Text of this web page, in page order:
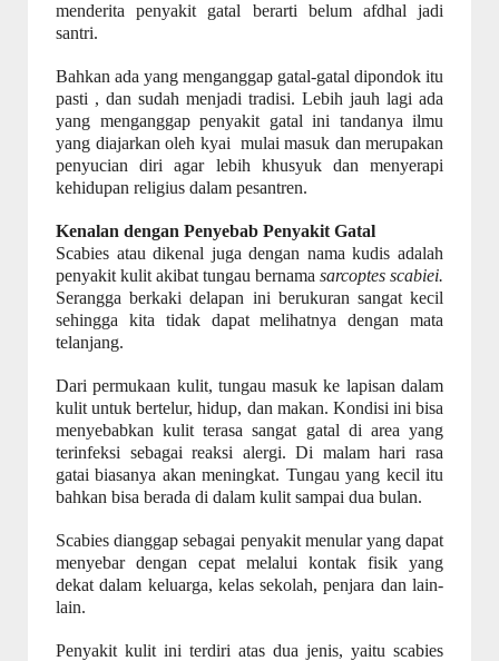
menderita penyakit gatal berarti belum afdhal jadi
santri.
Bahkan ada yang menganggap gatal-gatal dipondok itu
pasti , dan sudah menjadi tradisi. Lebih jauh lagi ada
yang menganggap penyakit gatal ini tandanya ilmu
yang diajarkan oleh kyai mulai masuk dan merupakan
penyucian diri agar lebih khusyuk dan menyerapi
kehidupan religius dalam pesantren.
Kenalan dengan Penyebab Penyakit Gatal
Scabies atau dikenal juga dengan nama kudis adalah
penyakit kulit akibat tungau bernama sarcoptes scabiei.
Serangga berkaki delapan ini berukuran sangat kecil
sehingga kita tidak dapat melihatnya dengan mata
telanjang.
Dari permukaan kulit, tungau masuk ke lapisan dalam
kulit untuk bertelur, hidup, dan makan. Kondisi ini bisa
menyebabkan kulit terasa sangat gatal di area yang
terinfeksi sebagai reaksi alergi. Di malam hari rasa
gatai biasanya akan meningkat. Tungau yang kecil itu
bahkan bisa berada di dalam kulit sampai dua bulan.
Scabies dianggap sebagai penyakit menular yang dapat
menyebar dengan cepat melalui kontak fisik yang
dekat dalam keluarga, kelas sekolah, penjara dan lain-
lain.
Penyakit kulit ini terdiri atas dua jenis, yaitu scabies